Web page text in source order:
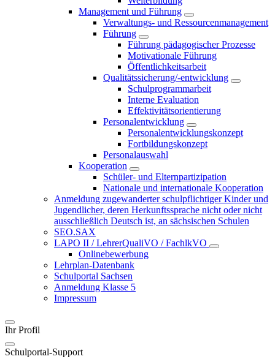
Management und Führung
Verwaltungs- und Ressourcenmanagement
Führung
Führung pädagogischer Prozesse
Motivationale Führung
Öffentlichkeitsarbeit
Qualitätssicherung/-entwicklung
Schulprogrammarbeit
Interne Evaluation
Effektivitätsorientierung
Personalentwicklung
Personalentwicklungskonzept
Fortbildungskonzept
Personalauswahl
Kooperation
Schüler- und Elternpartizipation
Nationale und internationale Kooperation
Anmeldung zugewanderter schulpflichtiger Kinder und
Jugendlicher, deren Herkunftssprache nicht oder nicht
ausschließlich Deutsch ist, an sächsischen Schulen
SEO.SAX
LAPO II / LehrerQualiVO / FachlkVO
Onlinebewerbung
Lehrplan-Datenbank
Schulportal Sachsen
Anmeldung Klasse 5
Impressum
Ihr Profil
Schulportal-Support